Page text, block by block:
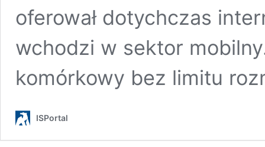
oferował dotychczas
wchodzi w sektor
komórkowy bez limitu
ISPortal